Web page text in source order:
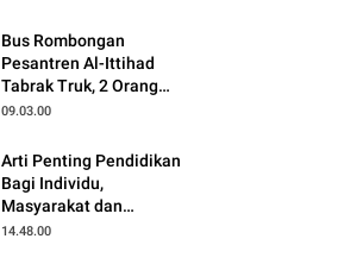
Bus Rombongan
Pesantren Al-Ittihad
Tabrak Truk, 2 Orang
Meninggal Dunia
09.03.00
Arti Penting Pendidikan
Bagi Individu,
Masyarakat dan
Negara
14.48.00